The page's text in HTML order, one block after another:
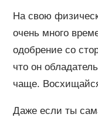
На свою
очень много
одобрение со
что он
чаще.
Даже если ты